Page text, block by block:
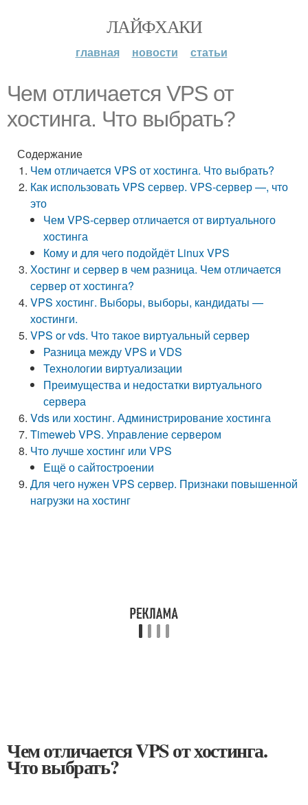
ЛАЙФХАКИ
главная новости статьи
Чем отличается VPS от
хостинга. Что выбрать?
Содержание
Чем отличается VPS от хостинга. Что выбрать?
Как использовать VPS сервер. VPS-сервер —, что
это
Чем VPS-сервер отличается от виртуального
хостинга
Кому и для чего подойдёт Linux VPS
Хостинг и сервер в чем разница. Чем отличается
сервер от хостинга?
VPS хостинг. Выборы, выборы, кандидаты —
хостинги.
VPS or vds. Что такое виртуальный сервер
Разница между VPS и VDS
Технологии виртуализации
Преимущества и недостатки виртуального
сервера
Vds или хостинг. Администрирование хостинга
Timeweb VPS. Управление сервером
Что лучше хостинг или VPS
Ещё о сайтостроении
Для чего нужен VPS сервер. Признаки повышенной
нагрузки на хостинг
Чем отличается VPS от хостинга.
Что выбрать?